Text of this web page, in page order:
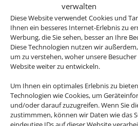
verwalten
Diese Website verwendet Cookies und
Ihnen ein besseres Internet-Erlebnis zu
Werbung, die Sie sehen, besser an Ihre
Diese Technologien nutzen wir
um zu verstehen, woher unsere
Website weiter zu entwickeln.
Um Ihnen ein optimales Erlebnis zu
Technologien wie Cookies, um
und/oder darauf zuzugreifen. Wenn Sie
zustimmmen, können wir Daten wie das